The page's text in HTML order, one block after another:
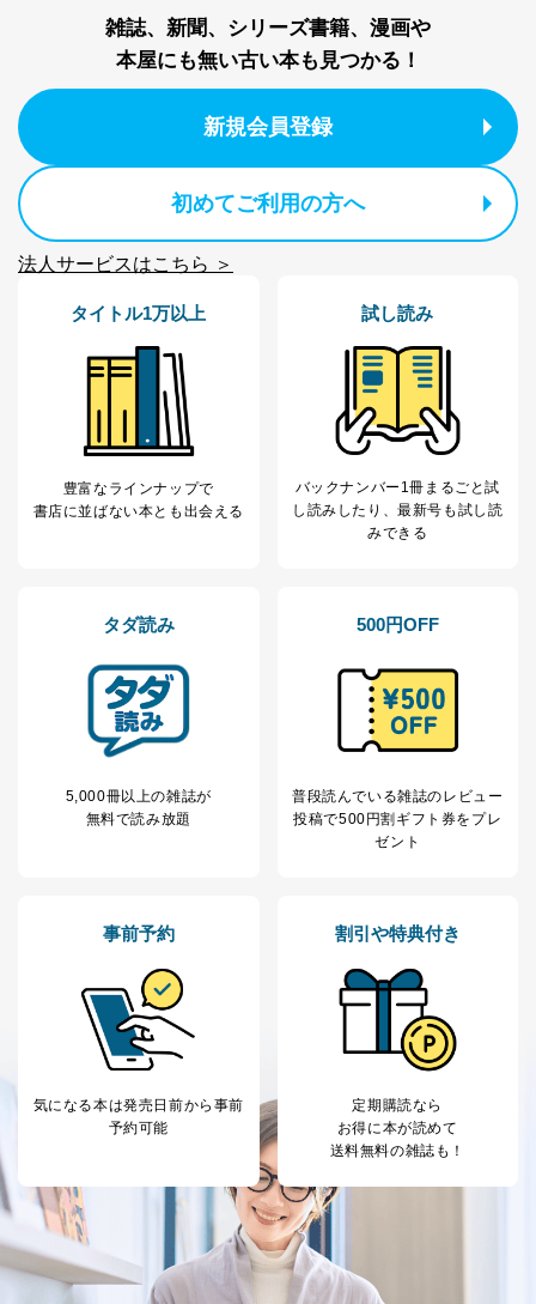
FAX：03-5459-7073
e-mail：cs@fujisan.co.jp
株式会社富士山マガジンサービス
個人情報の取扱いについて
当社は以下の個人情報保護管理者を設置し、個人情報保
用・提供・管理いたします。
東京都渋谷区南平台町16-11
株式会社富士山マガジンサービス
代表取締役会長 西野 伸一郎
個人情報保護管理者: 経営管理グループディレクター 前
田 嘉也
２．利用目的
当社が取り扱う開示対象個人情報の利用目的は次のとお
当社の定期購読サ
ービス等をご利用
の方の個人情報
購入商品の配送のため
ｅメール等による商品、サービ
ス、キャンペーン等の広告の案内
個人が特定できない形で取得した
析して、趣味・嗜好に
応じた新商品・サービスに関する
広告のため
3
当社カスタマーQ＆
Aサービス利用者
カスタマーQ＆Aサイトの投稿内容
ｅメール等によるカスタマーQ＆A
サイトのサービス内容のご案内の
ｅメール等による商品、サービ
ス、キャンペーン等の広告に関す
採用応募者の方の
個人情報
採用選考、ご連絡のため
人事、総務などの雇用管理等のた
パートナー（提携
企業）からの委託
により当社の
定期購読サービス
等をご利用の方の
購入商品配送のため
提携企業及びお客様がご購入され
た商品の発売元企業からのｅメー
ル等による商品、
サービス、キャンペーン等の広告
雑誌、新聞、シリーズ書籍、漫画や
本屋にも無い古い本も見つかる！
新規会員登録
初めてご利用の方へ
法人サービスはこちら ＞
タイトル1万以上
豊富なラインナップで
書店に並ばない本とも出会える
試し読み
バックナンバー1冊まるごと試
し読み したり、最新号も試し読
みできる
タダ読み
5,000冊以上の雑誌が
無料で読み放題
500円OFF
普段読んでいる雑誌のレビュー
投稿で500円割ギフト券をプレ
ゼント
事前予約
気になる本は発売日前から事前
予約可能
割引や特典付き
定期購読なら
お得に本が読めて
送料無料の雑誌も！